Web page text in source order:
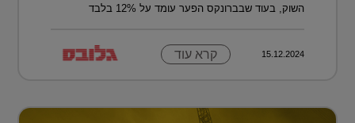
השוק, בעוד שבברונקס הפער עומד על 12% בלבד
15.12.2024 קרא עוד